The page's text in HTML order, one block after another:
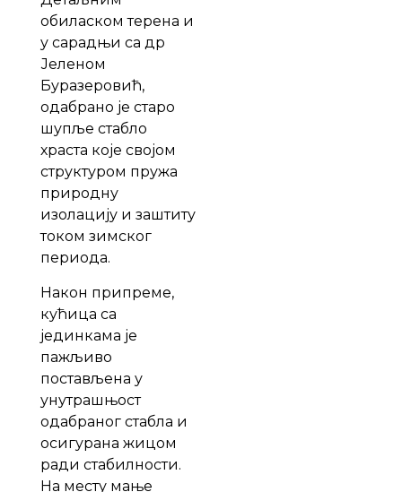
обиласком терена и
у сарадњи са др
Јеленом
Буразеровић,
одабрано је старо
шупље стабло
храста које својом
структуром пружа
природну
изолацију и заштиту
током зимског
периода.
Након припреме,
кућица са
јединкама је
пажљиво
постављена у
унутрашњост
одабраног стабла и
осигурана жицом
ради стабилности.
На месту мање